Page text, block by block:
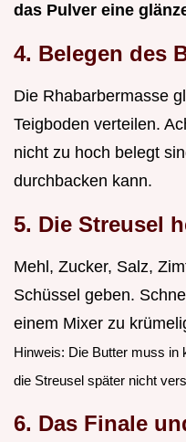
das Pulver eine
4. Belegen des
Die Rhabarbermasse
Teigboden verteilen.
nicht zu hoch belegt
durchbacken kann.
5. Die Streusel
Mehl, Zucker, Salz,
Schüssel geben.
einem Mixer zu
Hinweis: Die Butter muss in
die Streusel später nicht
6. Das Finale